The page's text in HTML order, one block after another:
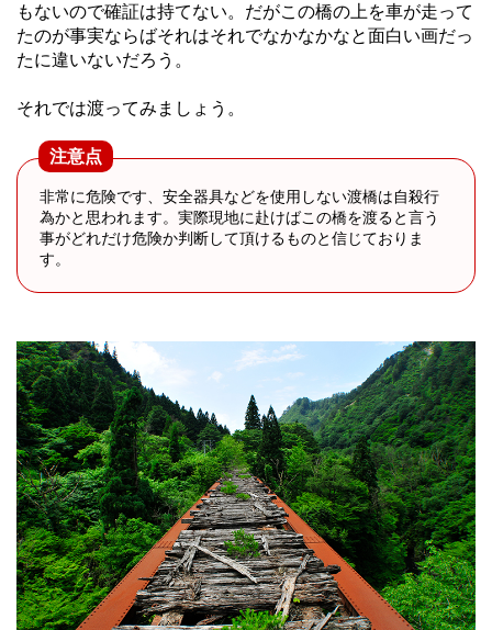
もないので確証は持てない。だがこの橋の上を車が走って
たのが事実ならばそれはそれでなかなかなと面白い画だっ
たに違いないだろう。
それでは渡ってみましょう。
注意点
非常に危険です、安全器具などを使用しない渡橋は自殺行
為かと思われます。実際現地に赴けばこの橋を渡ると言う
事がどれだけ危険か判断して頂けるものと信じておりま
す。